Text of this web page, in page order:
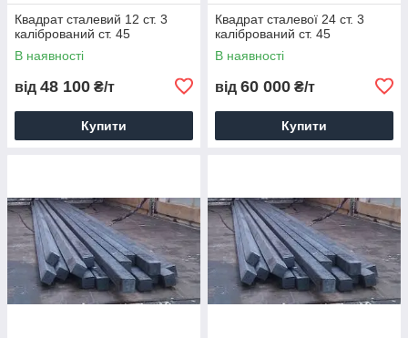
Квадрат сталевий 12 ст. 3
калібрований ст. 45
В наявності
від 48 100 ₴/т
Купити
Квадрат сталевої 24 ст. 3
калібрований ст. 45
В наявності
від 60 000 ₴/т
Купити